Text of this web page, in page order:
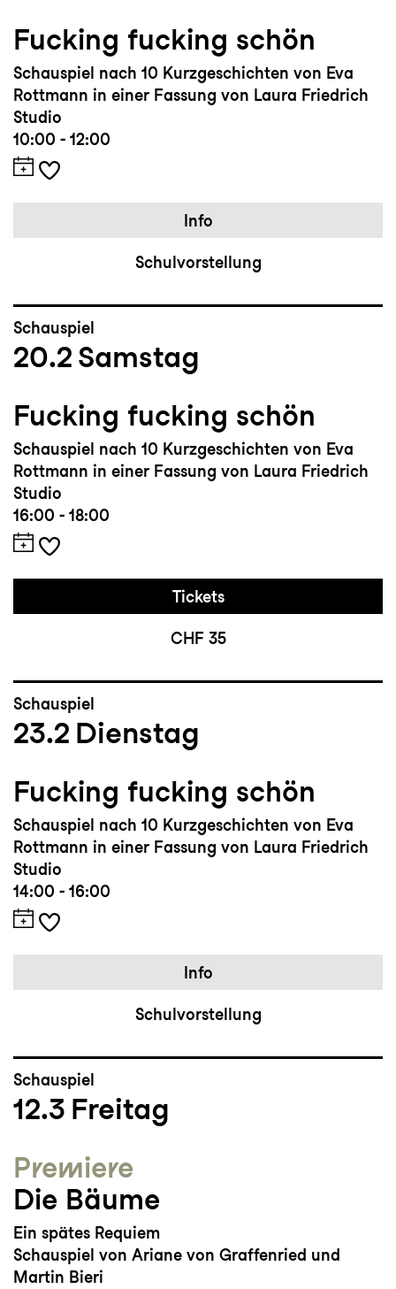
Fucking fucking schön
Schauspiel nach 10 Kurzgeschichten von Eva
Rottmann in einer Fassung von Laura Friedrich
Studio
10:00 - 12:00
Info
Schulvorstellung
Schauspiel
20.2 Samstag
Fucking fucking schön
Schauspiel nach 10 Kurzgeschichten von Eva
Rottmann in einer Fassung von Laura Friedrich
Studio
16:00 - 18:00
Tickets
CHF 35
Schauspiel
23.2 Dienstag
Fucking fucking schön
Schauspiel nach 10 Kurzgeschichten von Eva
Rottmann in einer Fassung von Laura Friedrich
Studio
14:00 - 16:00
Info
Schulvorstellung
Schauspiel
12.3 Freitag
Premiere
Die Bäume
Ein spätes Requiem
Schauspiel von Ariane von Graffenried und
Martin Bieri